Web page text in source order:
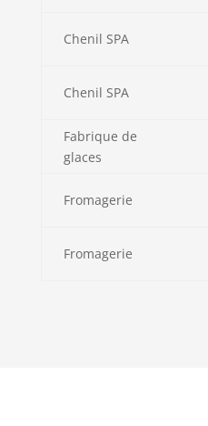
Chenil SPA
Chenil SPA
Fabrique de
glaces
Fromagerie
Fromagerie